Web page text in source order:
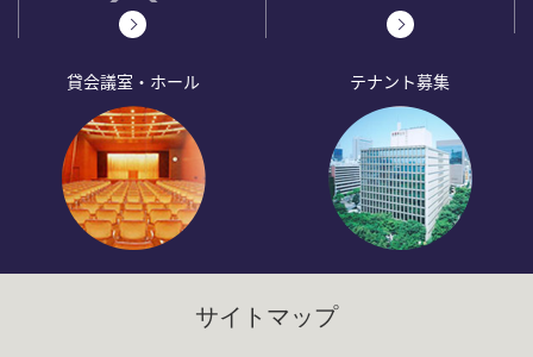
貸会議室・ホール テナント募集
サイトマップ